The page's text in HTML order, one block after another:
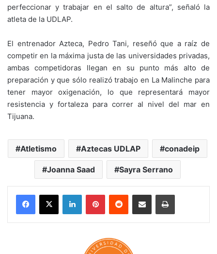
perfeccionar y trabajar en el salto de altura”, señaló la
atleta de la UDLAP.
El entrenador Azteca, Pedro Tani, reseñó que a raíz de
competir en la máxima justa de las universidades privadas,
ambas competidoras llegan en su punto más alto de
preparación y que sólo realizó trabajo en La Malinche para
tener mayor oxigenación, lo que representará mayor
resistencia y fortaleza para correr al nivel del mar en
Tijuana.
Atletismo Aztecas UDLAP conadeip
Joanna Saad Sayra Serrano
LinkedInPinterestReddit Share via Email Print